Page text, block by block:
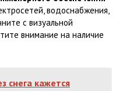
водоснабжения,
с визуальной
внимание на наличие
снега кажется